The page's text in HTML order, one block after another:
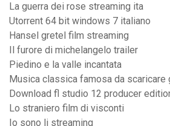
La guerra dei rose streaming ita
Utorrent 64 bit windows 7 italiano
Hansel gretel film streaming
Il furore di michelangelo trailer
Piedino e la valle incantata
Musica classica famosa da scaricare
Download fl studio 12 producer
Lo straniero film di visconti
Io sono li streaming